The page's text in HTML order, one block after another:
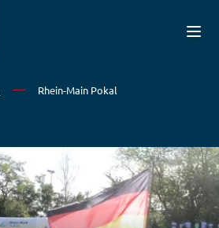
Rhein-Main Pokal